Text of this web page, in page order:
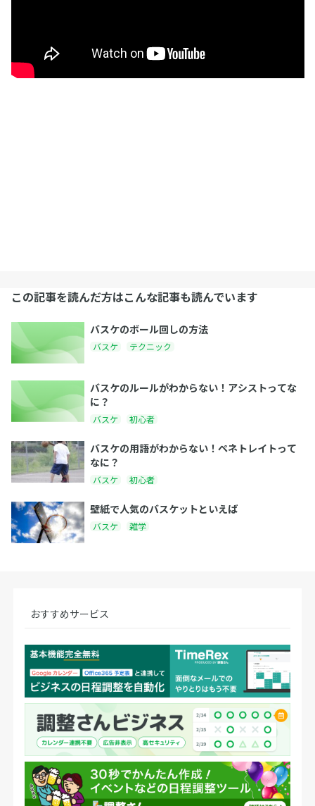
この記事を読んだ方はこんな記事も読んでいます
バスケのボール回しの方法
バスケ テクニック
バスケのルールがわからない！アシストってな
に？
バスケ 初心者
バスケの用語がわからない！ペネトレイトって
なに？
バスケ 初心者
壁紙で人気のバスケットといえば
バスケ 雑学
おすすめサービス